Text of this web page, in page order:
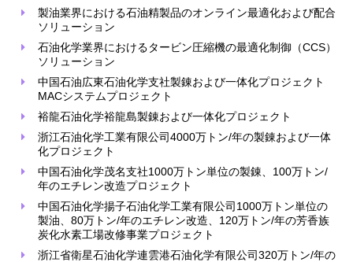
製油業界における石油精製品のオンライン最適化および配合
ソリューション
石油化学業界におけるタービン圧縮機の最適化制御（CCS）
ソリューション
中国石油広東石油化学支社製錬および一体化プロジェクト
MACシステムプロジェクト
裕龍石油化学裕龍島製錬および一体化プロジェクト
浙江石油化学工業有限公司4000万トン/年の製錬および一体
化プロジェクト
中国石油化学茂名支社1000万トン単位の製錬、100万トン/
年のエチレン改造プロジェクト
中国石油化学揚子石油化学工業有限公司1000万トン単位の
製油、80万トン/年のエチレン改造、120万トン/年の芳香族
炭化水素工場改修事業プロジェクト
浙江省衛星石油化学連雲港石油化学有限公司320万トン/年の